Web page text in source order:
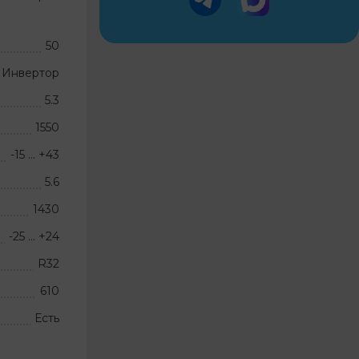
50
Инвертор
5.3
1550
-15 … +43
5.6
1430
-25 … +24
R32
610
Есть